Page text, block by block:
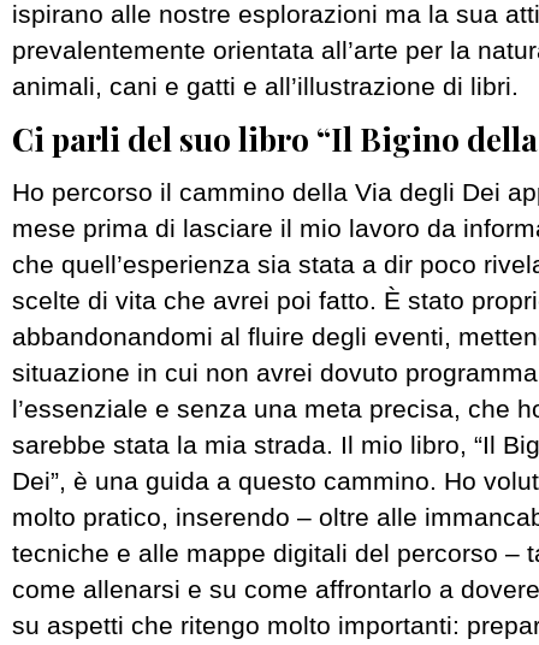
ispirano alle nostre esplorazioni ma la sua
prevalentemente orientata all’arte per la
animali, cani e gatti e all’illustrazione di libri.
Ci parli del suo libro “Il Bigino
Ho percorso il cammino della Via degli Dei
mese prima di lasciare il mio lavoro da
che quell’esperienza sia stata a dir poco
scelte di vita che avrei poi fatto. È stato
abbandonandomi al fluire degli eventi,
situazione in cui non avrei dovuto
l’essenziale e senza una meta precisa, che
sarebbe stata la mia strada. Il mio libro, “Il
Dei”, è una guida a questo cammino. Ho
molto pratico, inserendo – oltre alle
tecniche e alle mappe digitali del percorso –
come allenarsi e su come affrontarlo a
su aspetti che ritengo molto importanti: